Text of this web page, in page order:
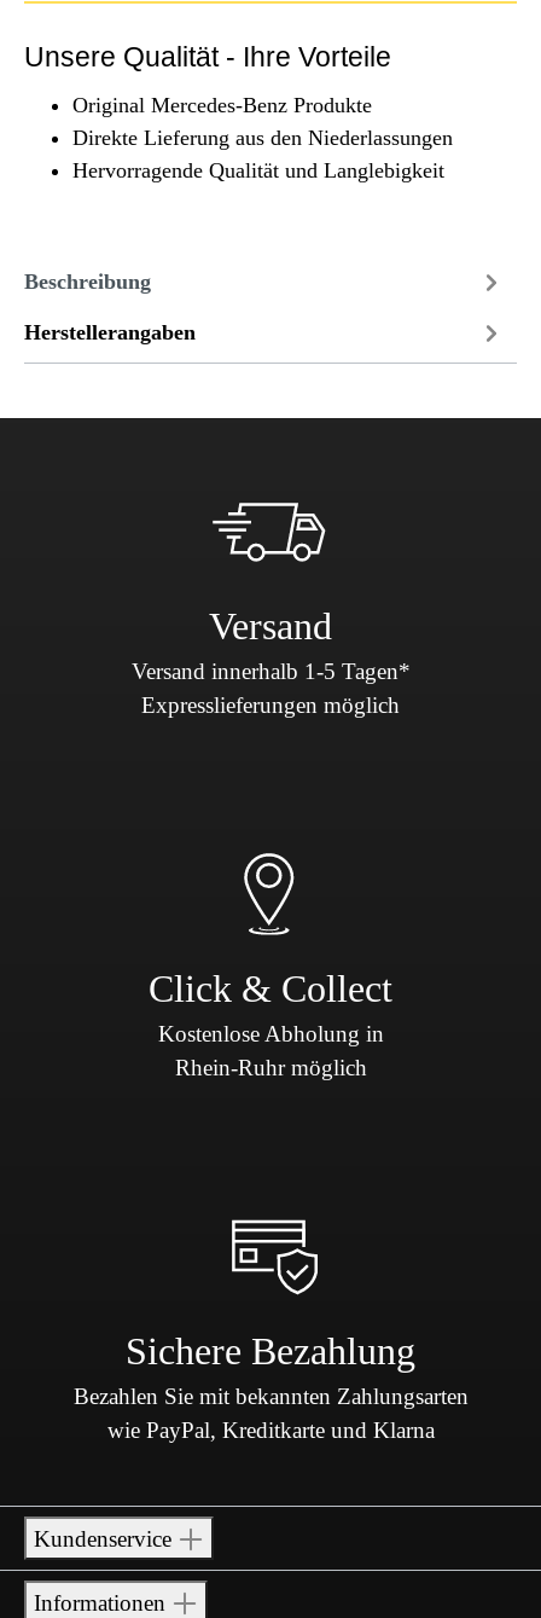
Unsere Qualität - Ihre Vorteile
Original Mercedes-Benz Produkte
Direkte Lieferung aus den Niederlassungen
Hervorragende Qualität und Langlebigkeit
Beschreibung
Herstellerangaben
Versand
Versand innerhalb 1-5 Tagen*
Expresslieferungen möglich
Click & Collect
Kostenlose Abholung in
Rhein-Ruhr möglich
Sichere Bezahlung
Bezahlen Sie mit bekannten Zahlungsarten
wie PayPal, Kreditkarte und Klarna
Kundenservice
Informationen